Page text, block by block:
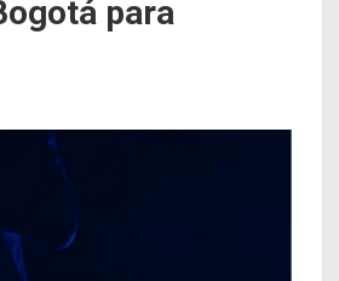
para